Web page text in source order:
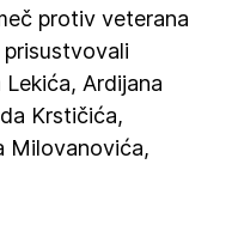
protiv veterana
Ardijana
Krstičića,
Milovanovića,